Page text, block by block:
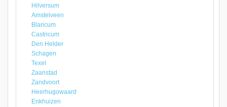
Hilversum
Amstelveen
Blaricum
Castricum
Den Helder
Schagen
Texel
Zaanstad
Zandvoort
Heerhugowaard
Enkhuizen